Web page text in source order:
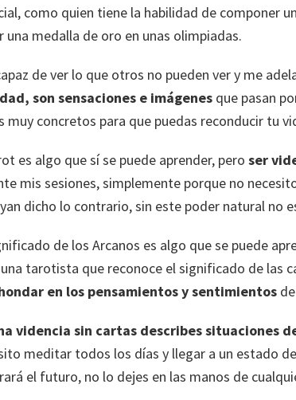
como quien tiene la habilidad de componer
una medalla de oro en unas olimpiadas.
de ver lo que otros no pueden ver y me
son sensaciones e imágenes que pasan
muy concretos para que puedas reconducir tu
es algo que sí se puede aprender, pero ser
mis sesiones, simplemente porque no
dicho lo contrario, sin este poder natural no
de los Arcanos es algo que se puede
tarotista que reconoce el significado de las
en los pensamientos y sentimientos
videncia sin cartas describes situaciones
meditar todos los días y llegar a un estado
el futuro, no lo dejes en las manos de